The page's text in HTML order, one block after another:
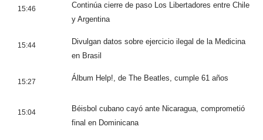
15:46
Continúa cierre de paso Los Libertadores entre Chile
y Argentina
15:44
Divulgan datos sobre ejercicio ilegal de la Medicina
en Brasil
15:27 Álbum Help!, de The Beatles, cumple 61 años
15:04
Béisbol cubano cayó ante Nicaragua, comprometió
final en Dominicana